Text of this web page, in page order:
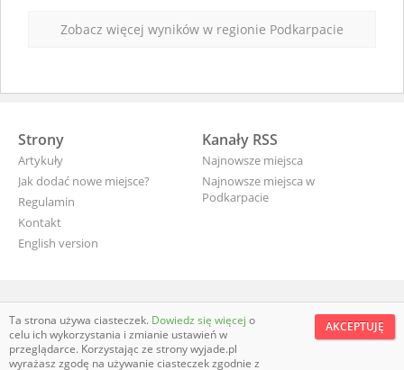
Zobacz więcej wyników w regionie Podkarpacie
Strony
Artykuły
Jak dodać nowe miejsce?
Regulamin
Kontakt
English version
Kanały RSS
Najnowsze miejsca
Najnowsze miejsca w
Podkarpacie
wyjade.pl - turystyczna Polska
AKCEPTUJĘ
Ta strona używa ciasteczek. Dowiedz się więcej o
celu ich wykorzystania i zmianie ustawień w
przeglądarce. Korzystając ze strony wyjade.pl
wyrażasz zgodę na używanie ciasteczek zgodnie z